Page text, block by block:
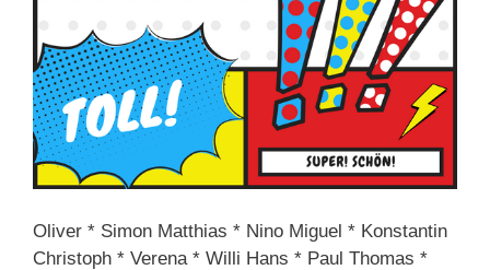
Oliver * Simon Matthias * Nino Miguel * Konstantin
Christoph * Verena * Willi Hans * Paul Thomas *